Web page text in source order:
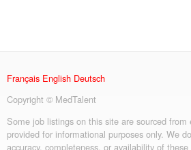
Français English Deutsch
Copyright © MedTalent
Some job listings on this site are sourced from
provided for informational purposes only. We
accuracy, completeness, or availability of